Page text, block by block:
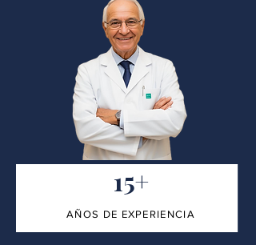
15+
AÑOS DE EXPERIENCIA